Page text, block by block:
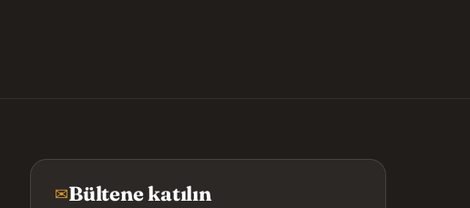
✉Bültene katılın